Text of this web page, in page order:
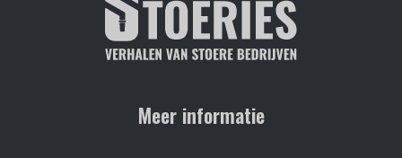
Meer informatie